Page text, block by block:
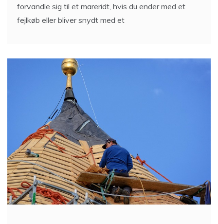
forvandle sig til et mareridt, hvis du ender med et
fejlkøb eller bliver snydt med et